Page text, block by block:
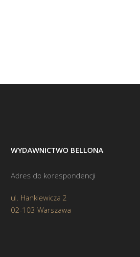
WYDAWNICTWO BELLONA
Adres do korespondencji
ul. Hankiewicza 2
02-103 Warszawa